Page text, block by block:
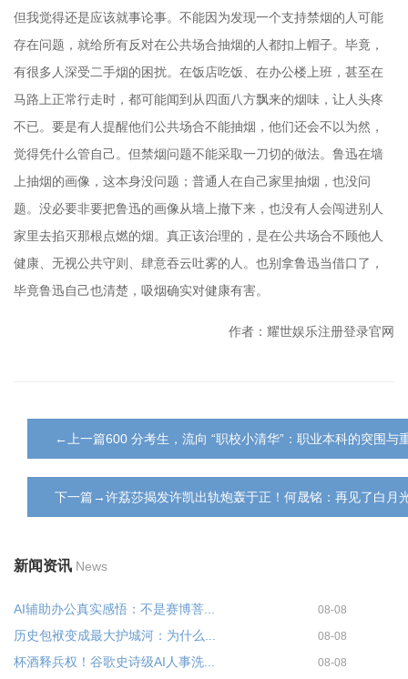
但我觉得还是应该就事论事。不能因为发现一个支持禁烟的人可能
存在问题，就给所有反对在公共场合抽烟的人都扣上帽子。毕竟，
有很多人深受二手烟的困扰。在饭店吃饭、在办公楼上班，甚至在
马路上正常行走时，都可能闻到从四面八方飘来的烟味，让人头疼
不已。要是有人提醒他们公共场合不能抽烟，他们还会不以为然，
觉得凭什么管自己。但禁烟问题不能采取一刀切的做法。鲁迅在墙
上抽烟的画像，这本身没问题；普通人在自己家里抽烟，也没问
题。没必要非要把鲁迅的画像从墙上撤下来，也没有人会闯进别人
家里去掐灭那根点燃的烟。真正该治理的，是在公共场合不顾他人
健康、无视公共守则、肆意吞云吐雾的人。也别拿鲁迅当借口了，
毕竟鲁迅自己也清楚，吸烟确实对健康有害。
作者：耀世娱乐注册登录官网
←上一篇600 分考生，流向 “职校小清华”：职业本科的突围与
下一篇→许荔莎揭发许凯出轨炮轰于正！何晟铭：再见了白月
新闻资讯 News
AI辅助办公真实感悟：不是赛博菩... 08-08
历史包袱变成最大护城河：为什么... 08-08
杯酒释兵权！谷歌史诗级AI人事洗... 08-08